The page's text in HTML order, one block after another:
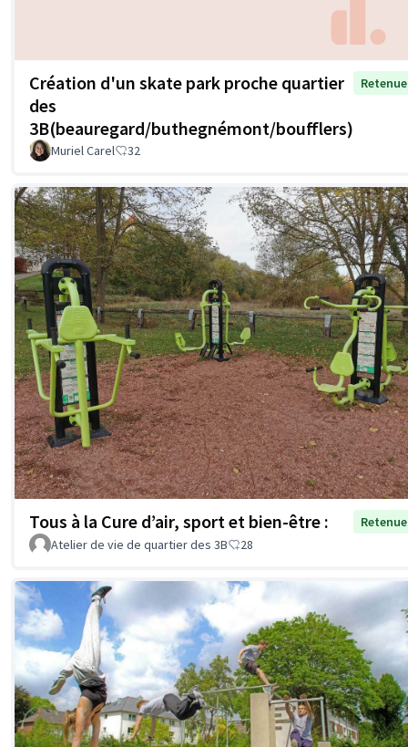
Création d'un skate park proche quartier
des
3B(beauregard/buthegnémont/boufflers)
Retenue
Muriel Carel 32
Tous à la Cure d’air, sport et bien-être :
Retenue
Atelier de vie de quartier des 3B
28